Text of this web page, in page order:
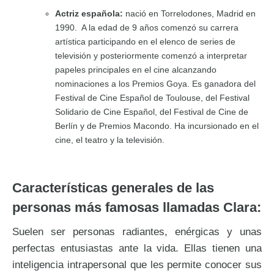
Actriz española: nació en Torrelodones, Madrid en
1990. A la edad de 9 años comenzó su carrera
artística participando en el elenco de series de
televisión y posteriormente comenzó a interpretar
papeles principales en el cine alcanzando
nominaciones a los Premios Goya. Es ganadora del
Festival de Cine Español de Toulouse, del Festival
Solidario de Cine Español, del Festival de Cine de
Berlín y de Premios Macondo. Ha incursionado en el
cine, el teatro y la televisión.
Características generales de las
personas más famosas llamadas Clara:
Suelen ser personas radiantes, enérgicas y unas
perfectas entusiastas ante la vida. Ellas tienen una
inteligencia intrapersonal que les permite conocer sus